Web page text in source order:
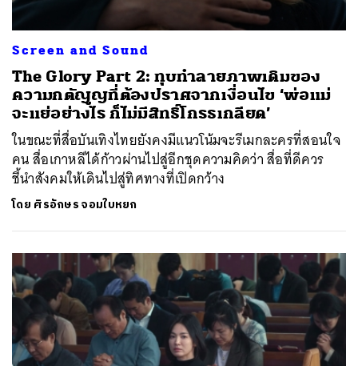
Screen and Sound
The Glory Part 2: ทุบทำลายภาพเดิมของ
ความกตัญญูที่ต้องปราศจากเงื่อนไข ‘พ่อแม่
จะแย่อย่างไร ก็ไม่มีสิทธิ์โกรธเกลียด’
ในขณะที่สื่อบันเทิงไทยยังคงมีแนวโน้มจะรีเมกละครที่สอนใจ
คน สื่อเกาหลีได้ก้าวผ่านไปสู่อีกชุดความคิดว่า สื่อที่ดีควร
ชี้นำสังคมให้เดินไปสู่ทิศทางที่เปิดกว้าง
โดย ศิรอักษร จอมใบหยก